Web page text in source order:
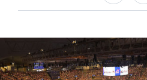
| EXCLUSIV